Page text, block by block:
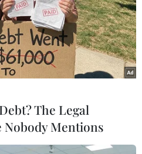
vi vi phạm về môi
động thanh, kiểm tra của
ty Nam Đức đã ký hợp
định kỳ với Viện
sức khỏe cộng đồng.
The Legal
Mentions